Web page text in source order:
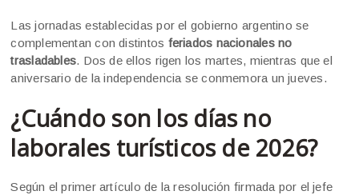
Las jornadas establecidas por el gobierno argentino se
complementan con distintos feriados nacionales no
trasladables. Dos de ellos rigen los martes, mientras que el
aniversario de la independencia se conmemora un jueves.
¿Cuándo son los días no
laborales turísticos de 2026?
Según el primer artículo de la resolución firmada por el jefe